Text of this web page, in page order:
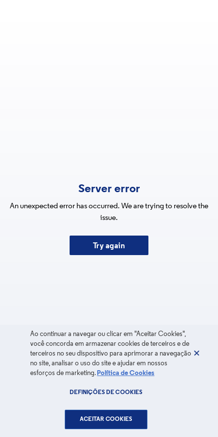
Server error
An unexpected error has occurred. We are trying to resolve the
issue.
Try again
Ao continuar a navegar ou clicar em "Aceitar Cookies",
você concorda em armazenar cookies de terceiros e de
terceiros no seu dispositivo para aprimorar a navegação
no site, analisar o uso do site e ajudar em nossos
esforços de marketing. Política de Cookies
DEFINIÇÕES DE COOKIES
ACEITAR COOKIES